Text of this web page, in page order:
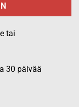
tai
30 päivää